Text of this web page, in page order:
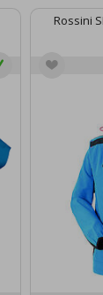
Rossini